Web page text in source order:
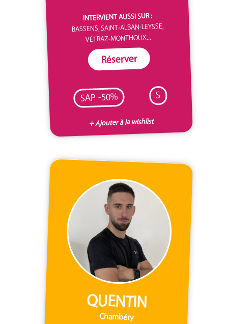
INTERVIENT AUSSI SUR :
BASSENS, SAINT-ALBAN-LEYSSE,
VÉTRAZ-MONTHOUX...
Réserver
SAP -50% S
+ Ajouter à la wishlist
QUENTIN
Chambéry